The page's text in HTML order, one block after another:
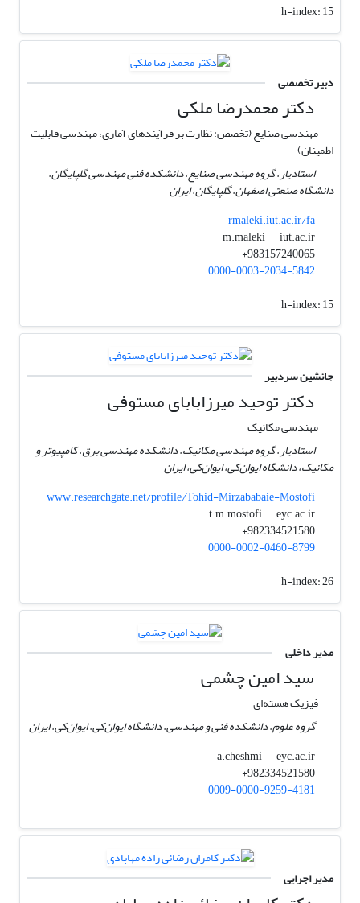
h-index:15
دبیر تخصصی
دکتر محمدرضا ملکی
مهندسی صنایع (تخصص: نظارت بر فرآیندهای آماری، مهندسی قابلیت
اطمینان)
استادیار، گروه مهندسی صنایع، دانشکده فنی مهندسی گلپایگان،
دانشگاه صنعتی اصفهان، گلپایگان، ایران
rmaleki.iut.ac.ir/fa
m.maleki
iut.ac.ir
983157240065+
0000-0003-2034-5842
h-index:15
جانشین سردبیر
دکتر توحید میرزابابای مستوفی
مهندسی مکانیک
استادیار، گروه مهندسی مکانیک، دانشکده مهندسی برق، کامپیوتر و
مکانیک، دانشگاه ایوان‌کی، ایوان‌کی، ایران
www.researchgate.net/profile/Tohid-Mirzababaie-Mostofi
t.m.mostofi
eyc.ac.ir
982334521580+
0000-0002-0460-8799
h-index:26
مدیر داخلی
سید امین چشمی
فیزیک هسته‌ای
گروه علوم، دانشکده فنی و مهندسی، دانشگاه ایوان‌کی، ایوان‌کی، ایران
a.cheshmi
eyc.ac.ir
982334521580+
0009-0000-9259-4181
مدیر اجرایی